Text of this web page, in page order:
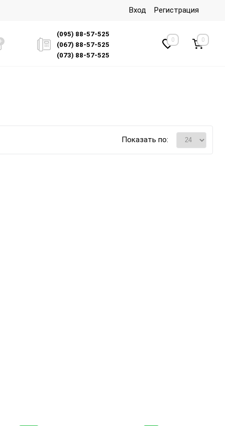
Вход Регистрация
(095) 88-57-525
(067) 88-57-525
(073) 88-57-525
0 0
Показать по: